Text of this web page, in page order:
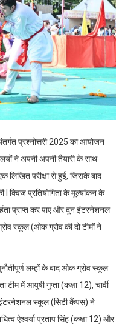
प्रश्नोत्तरी 2025 का आयोजन
ने अपनी अपनी तैयारी के साथ
लिखित परीक्षा से हुई, जिसके बाद
I क्विज प्रतियोगिता के मूल्यांकन के
प्राप्त कर पाए और दून इंटरनेशनल
स्कूल (ओक ग्रोव की दो टीमों ने
लम्हों के बाद ओक ग्रोव स्कूल
टीम में आयुषी गुप्ता (कक्षा 12), चार्वी
इंटरनेशनल स्कूल (सिटी कैंपस) ने
ऐश्वर्या प्रताप सिंह (कक्षा 12) और